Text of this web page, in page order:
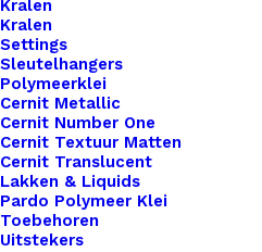
Kralen
Kralen
Settings
Sleutelhangers
Polymeerklei
Cernit Metallic
Cernit Number One
Cernit Textuur Matten
Cernit Translucent
Lakken & Liquids
Pardo Polymeer Klei
Toebehoren
Uitstekers
Kleur
Vorm*